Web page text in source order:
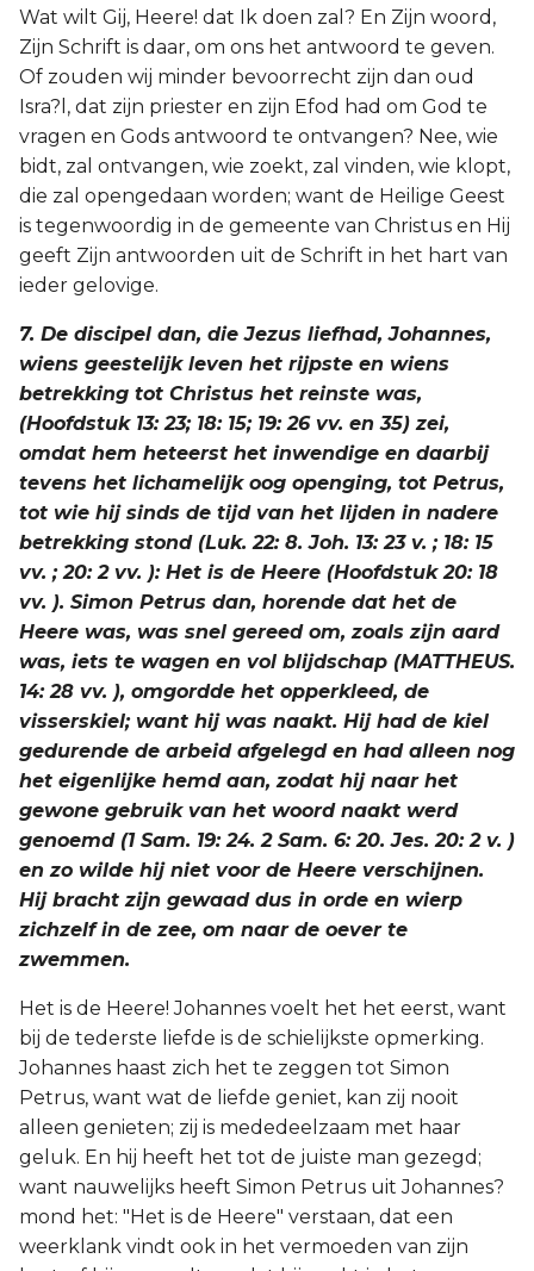
Wat wilt Gij, Heere! dat Ik doen zal? En Zijn woord,
Zijn Schrift is daar, om ons het antwoord te geven.
Of zouden wij minder bevoorrecht zijn dan oud
Isra?l, dat zijn priester en zijn Efod had om God te
vragen en Gods antwoord te ontvangen? Nee, wie
bidt, zal ontvangen, wie zoekt, zal vinden, wie klopt,
die zal opengedaan worden; want de Heilige Geest
is tegenwoordig in de gemeente van Christus en Hij
geeft Zijn antwoorden uit de Schrift in het hart van
ieder gelovige.
7. De discipel dan, die Jezus liefhad, Johannes,
wiens geestelijk leven het rijpste en wiens
betrekking tot Christus het reinste was,
(Hoofdstuk 13: 23; 18: 15; 19: 26 vv. en 35) zei,
omdat hem heteerst het inwendige en daarbij
tevens het lichamelijk oog openging, tot Petrus,
tot wie hij sinds de tijd van het lijden in nadere
betrekking stond (Luk. 22: 8. Joh. 13: 23 v. ; 18: 15
vv. ; 20: 2 vv. ): Het is de Heere (Hoofdstuk 20: 18
vv. ). Simon Petrus dan, horende dat het de
Heere was, was snel gereed om, zoals zijn aard
was, iets te wagen en vol blijdschap (MATTHEUS.
14: 28 vv. ), omgordde het opperkleed, de
visserskiel; want hij was naakt. Hij had de kiel
gedurende de arbeid afgelegd en had alleen nog
het eigenlijke hemd aan, zodat hij naar het
gewone gebruik van het woord naakt werd
genoemd (1 Sam. 19: 24. 2 Sam. 6: 20. Jes. 20: 2 v. )
en zo wilde hij niet voor de Heere verschijnen.
Hij bracht zijn gewaad dus in orde en wierp
zichzelf in de zee, om naar de oever te
zwemmen.
Het is de Heere! Johannes voelt het het eerst, want
bij de tederste liefde is de schielijkste opmerking.
Johannes haast zich het te zeggen tot Simon
Petrus, want wat de liefde geniet, kan zij nooit
alleen genieten; zij is mededeelzaam met haar
geluk. En hij heeft het tot de juiste man gezegd;
want nauwelijks heeft Simon Petrus uit Johannes?
mond het: "Het is de Heere" verstaan, dat een
weerklank vindt ook in het vermoeden van zijn